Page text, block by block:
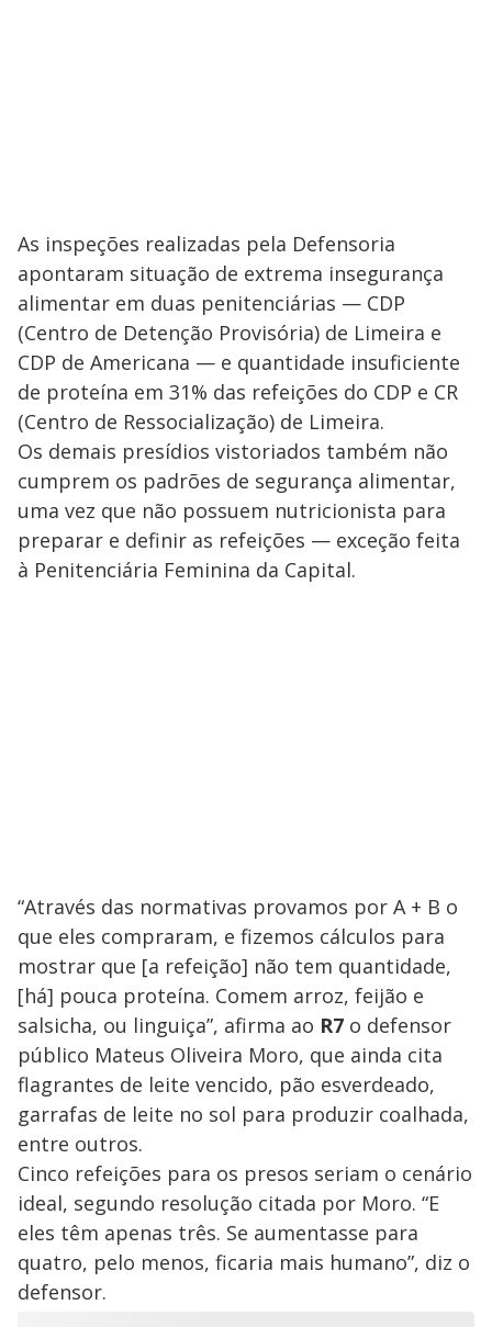
As inspeções realizadas pela Defensoria
apontaram situação de extrema insegurança
alimentar em duas penitenciárias — CDP
(Centro de Detenção Provisória) de Limeira e
CDP de Americana — e quantidade insuficiente
de proteína em 31% das refeições do CDP e CR
(Centro de Ressocialização) de Limeira.
Os demais presídios vistoriados também não
cumprem os padrões de segurança alimentar,
uma vez que não possuem nutricionista para
preparar e definir as refeições — exceção feita
à Penitenciária Feminina da Capital.
“Através das normativas provamos por A + B o
que eles compraram, e fizemos cálculos para
mostrar que [a refeição] não tem quantidade,
[há] pouca proteína. Comem arroz, feijão e
salsicha, ou linguiça”, afirma ao R7 o defensor
público Mateus Oliveira Moro, que ainda cita
flagrantes de leite vencido, pão esverdeado,
garrafas de leite no sol para produzir coalhada,
entre outros.
Cinco refeições para os presos seriam o cenário
ideal, segundo resolução citada por Moro. “E
eles têm apenas três. Se aumentasse para
quatro, pelo menos, ficaria mais humano”, diz o
defensor.